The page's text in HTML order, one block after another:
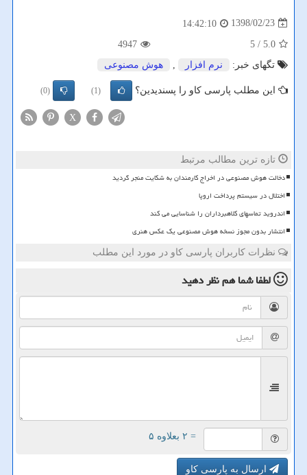
1398/02/23
14:42:10
5.0
/ 5
4947
تگهای خبر:
نرم افزار هوش مصنوعی
این مطلب پارسی کاو را پسندیدین؟ (1)
(0)
X
تازه ترین مطالب مرتبط
دخالت هوش مصنوعی در اخراج کارمندان به شکایت منجر گردید
اختلال در سیستم پرداخت اروپا
اندروید تماسهای کلاهبرداران را شناسایی می کند
انتشار بدون مجوز نسخه هوش مصنوعی یک عکس هنری
نظرات کاربران پارسی کاو در مورد این مطلب
لطفا شما همنظر دهید
= ۲ بعلاوه ۵
ارسال به پارسی کاو